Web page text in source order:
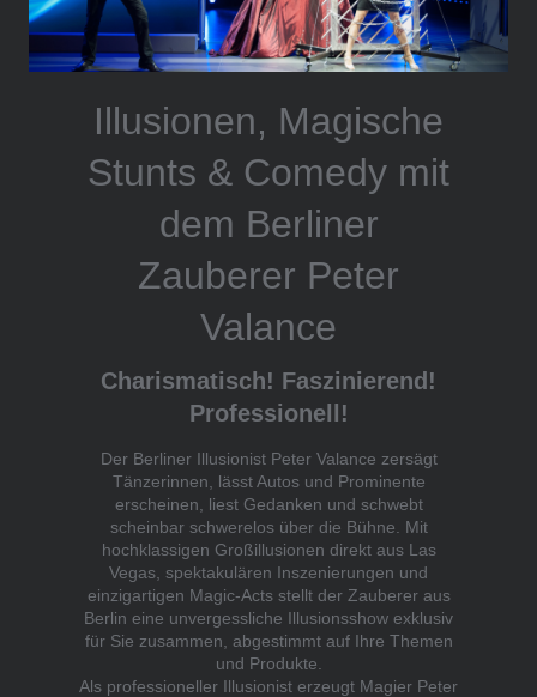
Illusionen, Magische
Stunts & Comedy mit
dem Berliner
Zauberer Peter
Valance
Charismatisch! Faszinierend!
Professionell!
Der Berliner Illusionist Peter Valance zersägt
Tänzerinnen, lässt Autos und Prominente
erscheinen, liest Gedanken und schwebt
scheinbar schwerelos über die Bühne. Mit
hochklassigen Großillusionen direkt aus Las
Vegas, spektakulären Inszenierungen und
einzigartigen Magic-Acts stellt der Zauberer aus
Berlin eine unvergessliche Illusionsshow exklusiv
für Sie zusammen, abgestimmt auf Ihre Themen
und Produkte.
Als professioneller Illusionist erzeugt Magier Peter